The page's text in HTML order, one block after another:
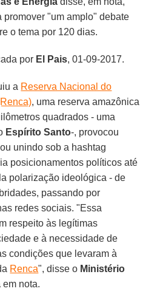
promover "um amplo" debate
o tema por 120 dias.
por El Pais, 01-09-2017.
a Reserva Nacional do
, uma reserva amazônica
quadrados - uma
Espírito Santo-, provocou
unindo sob a hashtag
posicionamentos políticos até
polarização ideológica - de
passando por
redes sociais. "Essa
respeito às legítimas
e à necessidade de
condições que levaram à
Renca", disse o Ministério
em nota.